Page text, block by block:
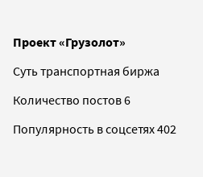
Проект «Грузолот»
Суть транспортная биржа
Количество постов 6
Популярность в соцсетях 402